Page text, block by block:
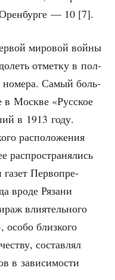
— 10 [7].
миро­вой вой­ны
отмет­ку в пол­
номе­ра. Самый боль­
Москве «Рус­ское
в 1913 году.
рас­по­ло­же­ния
рас­про­стра­ня­лись
Пер­во­пре­
вро­де Ряза­ни
вли­я­тель­но­го
осо­бо близ­ко­го
состав­лял
в зави­си­мо­сти